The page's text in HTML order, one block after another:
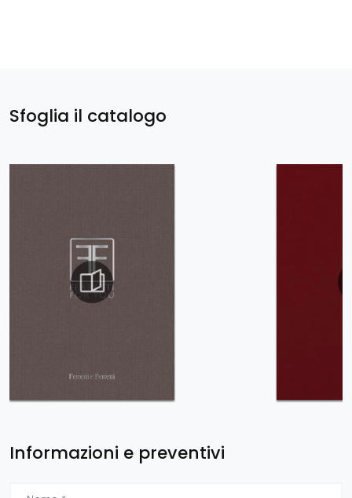
Sfoglia il catalogo
Informazioni e preventivi